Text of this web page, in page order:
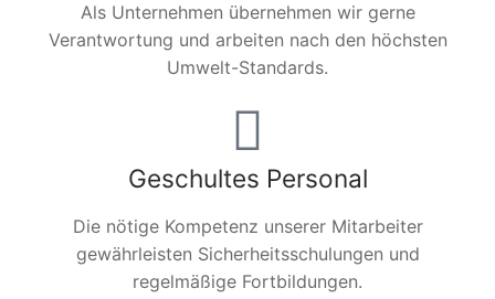
Als Unternehmen übernehmen wir gerne
Verantwortung und arbeiten nach den höchsten
Umwelt-Standards.
Geschultes Personal
Die nötige Kompetenz unserer Mitarbeiter
gewährleisten Sicherheitsschulungen und
regelmäßige Fortbildungen.